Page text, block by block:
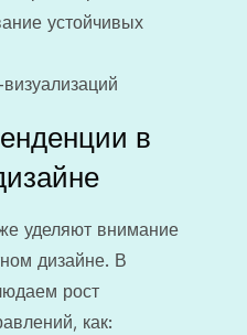
устойчивых
в
уделяют внимание
дизайне. В
рост
как: